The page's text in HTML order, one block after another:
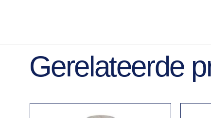
Gerelateerde